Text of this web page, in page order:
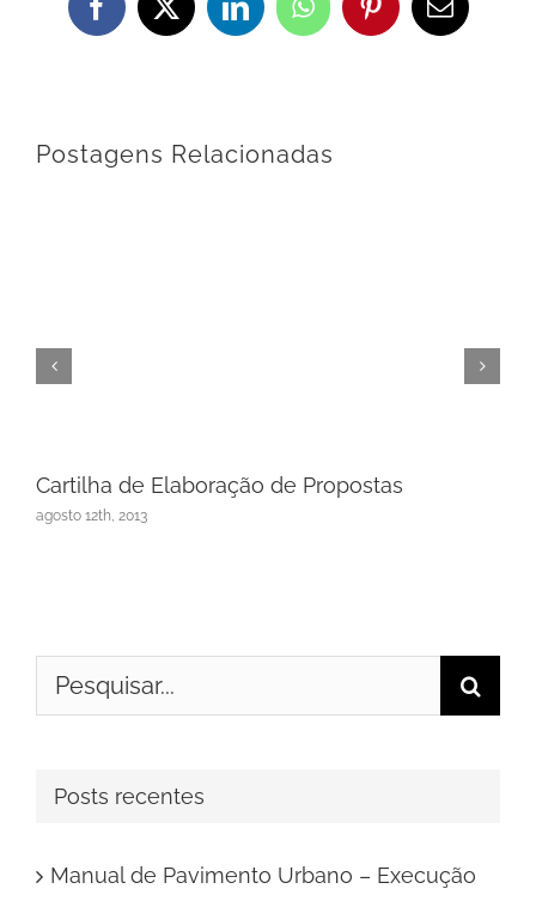
Facebook
X LinkedInWhatsApp
Pinterest
E-
Postagens Relacionadas
Cartilha de Elaboração de Propostas
agosto 12th, 2013
Buscar
Posts recentes
Manual de Pavimento Urbano – Execução